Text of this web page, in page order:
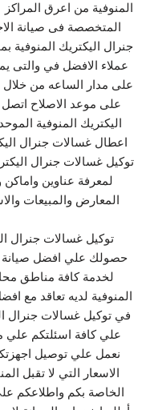
المنوفية من اعرق المراكز
المتخصصة فى صيانة
جنرال اليكتريك
عملاء الافضل في والتى
على مدار الساعه من خلال
على موعد الاصلاح
اليكتريك المنوفية
اعطال غسالات جنرال
توكيل غسالات جنرال
لمعرفة عناوين واماكن
المعارض والمبيعات
توكيل غسالات جنرال
حصولك علي افضل صيانة
لخدمة كافة مناطق
المنوفية لديه تعاقد مع
في توكيل غسالات جنرال
نعمل علي توصيل
الاسعار التي لا تقبل
الخاصة بكم واطلاعكم